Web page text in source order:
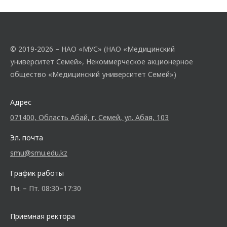
© 2019-2026 – НАО «МУС» (НАО «Медицинский
университет Семей», Некоммерческое акционерное
общество «Медицинский университет Семей»)
Адрес
071400, Область Абай, г. Семей, ул. Абая, 103
Эл. почта
smu@smu.edu.kz
График работы
Пн. – Пт. 08:30–17:30
Приемная ректора